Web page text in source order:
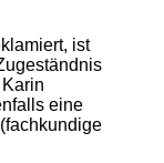
ist
eine